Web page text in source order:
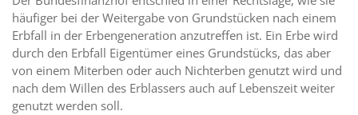
häufiger bei der Weitergabe von Grundstücken nach einem
Erbfall in der Erbengeneration anzutreffen ist. Ein Erbe wird
durch den Erbfall Eigentümer eines Grundstücks, das aber
von einem Miterben oder auch Nichterben genutzt wird und
nach dem Willen des Erblassers auch auf Lebenszeit weiter
genutzt werden soll.